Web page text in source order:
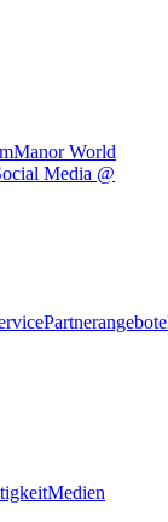
Manor World
Media @
Partnerangebote
Medien